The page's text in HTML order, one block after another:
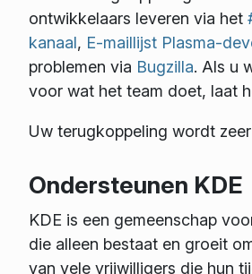
ontwikkelaars leveren via het
kanaal, E-maillijst Plasma-
problemen via Bugzilla. Als u
voor wat het team doet, laat
Uw terugkoppeling wordt
Ondersteunen KDE
KDE is een gemeenschap
die alleen bestaat en groeit
van vele vrijwilligers die hun